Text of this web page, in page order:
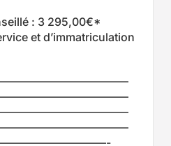
: 3 295,00€*
et d’immatriculation